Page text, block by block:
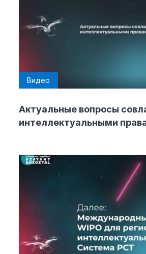
Видео
Актуальные вопросы
интеллектуальными